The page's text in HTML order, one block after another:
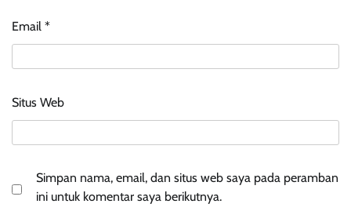
Email *
Situs Web
Simpan nama, email, dan situs web saya pada peramban
ini untuk komentar saya berikutnya.